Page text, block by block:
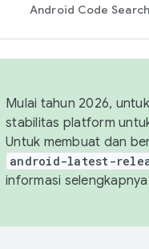
Android Code Search
Mulai tahun 2026,
stabilitas platform
Untuk membuat dan
android-latest-
informasi